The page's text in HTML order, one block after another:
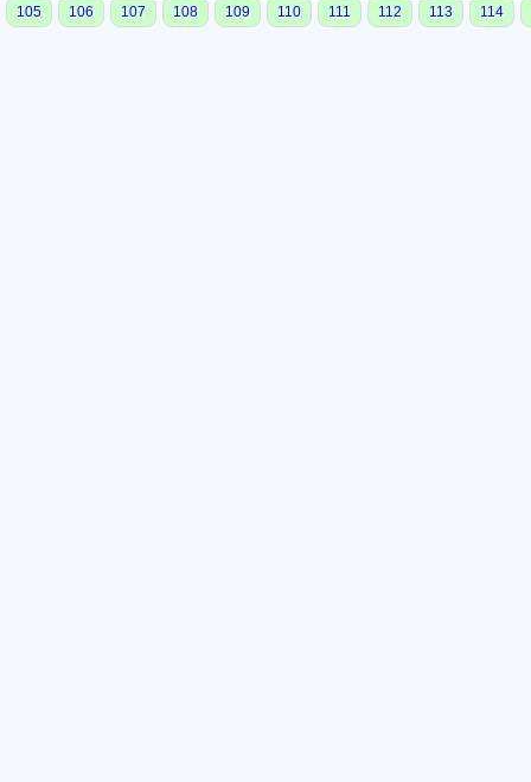
105
106 107 108 109 110 111 112 113 114